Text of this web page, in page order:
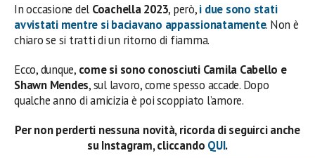
In occasione del Coachella 2023, però,i due sono stati
avvistati mentre si baciavano appassionatamente. Non è
chiaro se si tratti di un ritorno di fiamma.
Ecco, dunque, come si sono conosciuti Camila Cabello e
Shawn Mendes, sul lavoro, come spesso accade. Dopo
qualche anno di amicizia è poi scoppiato l’amore.
Per non perderti nessuna novità, ricorda di seguirci anche
su Instagram, cliccando QUI.